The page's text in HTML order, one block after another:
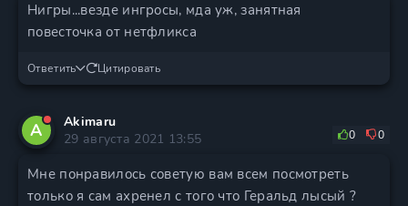
Нигры...везде ингросы, мда уж, занятная
повесточка от нетфликса
Ответить Цитировать
A
Akimaru
29 августа 2021 13:55
0 0
Мне понравилось советую вам всем посмотреть
только я сам ахренел с того что Геральд лысый ?